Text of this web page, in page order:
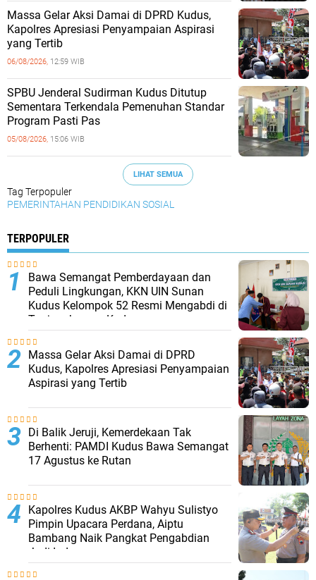
Massa Gelar Aksi Damai di DPRD Kudus,
Kapolres Apresiasi Penyampaian Aspirasi
yang Tertib
06/08/2026, 12:59 WIB
SPBU Jenderal Sudirman Kudus Ditutup
Sementara Terkendala Pemenuhan Standar
Program Pasti Pas
05/08/2026, 15:06 WIB
LIHAT SEMUA
Tag Terpopuler
PEMERINTAHAN PENDIDIKAN SOSIAL
TERPOPULER
Bawa Semangat Pemberdayaan dan
Peduli Lingkungan, KKN UIN Sunan
Kudus Kelompok 52 Resmi Mengabdi di
Tanjungkarang Kudus
Massa Gelar Aksi Damai di DPRD
Kudus, Kapolres Apresiasi Penyampaian
Aspirasi yang Tertib
Di Balik Jeruji, Kemerdekaan Tak
Berhenti: PAMDI Kudus Bawa Semangat
17 Agustus ke Rutan
Kapolres Kudus AKBP Wahyu Sulistyo
Pimpin Upacara Perdana, Aiptu
Bambang Naik Pangkat Pengabdian
Jadi Ipda